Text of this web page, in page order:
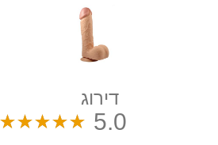
דירוג
5.0